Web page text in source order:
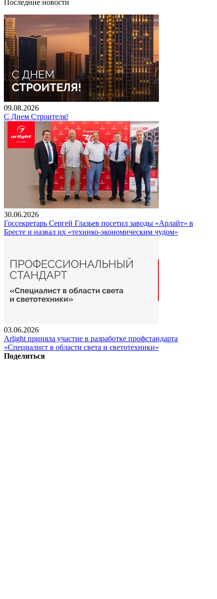
Последние новости
09.08.2026
С Днем Строителя!
30.06.2026
Госсекретарь Сергей Глазьев посетил заводы «Арлайт» в
Бресте и назвал их «технико-экономическим чудом»
03.06.2026
Arlight приняла участие в разработке профстандарта
«Специалист в области света и светотехники»
Поделиться